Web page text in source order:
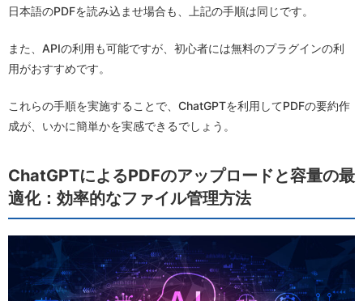
日本語のPDFを読み込ませ場合も、上記の手順は同じです。
また、APIの利用も可能ですが、初心者には無料のプラグインの利
用がおすすめです。
これらの手順を実施することで、ChatGPTを利用してPDFの要約作
成が、いかに簡単かを実感できるでしょう。
ChatGPTによるPDFのアップロードと容量の最
適化：効率的なファイル管理方法